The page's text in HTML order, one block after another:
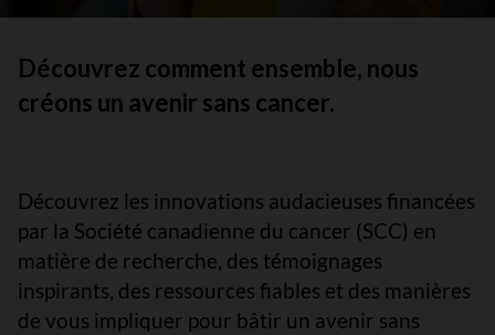
Découvrez comment ensemble, nous
créons un avenir sans cancer.
Découvrez les innovations audacieuses financées
par la Société canadienne du cancer (SCC) en
matière de recherche, des témoignages
inspirants, des ressources fiables et des manières
de vous impliquer pour bâtir un avenir sans